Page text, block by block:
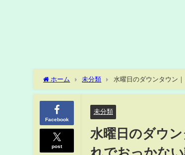
ホーム 未分類 水曜日のダウンタウン
Facebook
post
未分類
水曜日のダウ